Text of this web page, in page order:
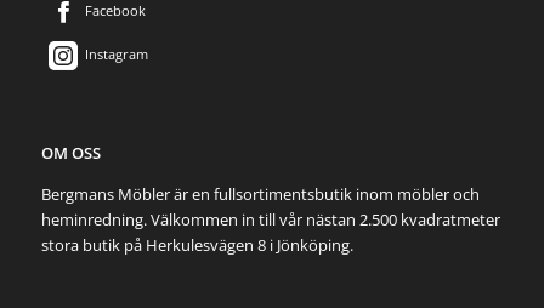
Facebook
Instagram
OM OSS
Bergmans Möbler är en fullsortimentsbutik inom möbler och
heminredning. Välkommen in till vår nästan 2.500 kvadratmeter
stora butik på Herkulesvägen 8 i Jönköping.